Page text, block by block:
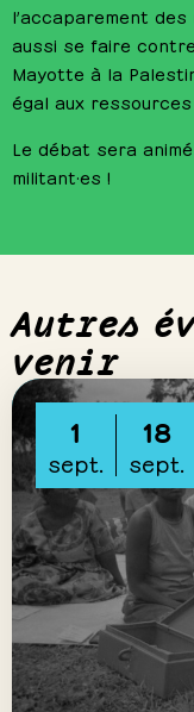
l’accaparement
aussi se faire
Mayotte à la
égal aux
Le débat sera
militant·es !
Autres
venir
1
sept.
18
sept.